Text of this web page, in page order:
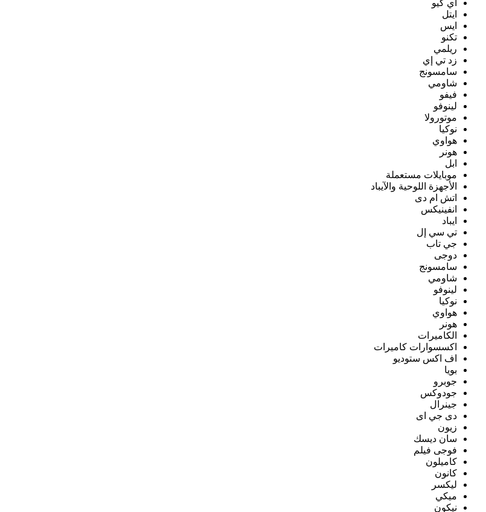
اي كيو
ايتل
ايس
تكنو
ريلمي
زد تي إي
سامسونج
شاومي
فيفو
لينوفو
موتورولا
نوكيا
هواوي
هونر
ابل
موبايلات مستعملة
الأجهزة اللوحية والآيباد
اتش ام دى
انفينيكس
ايباد
تي سي إل
جي تاب
دوجى
سامسونج
شاومي
لينوفو
نوكيا
هواوي
هونر
الكاميرات
اكسسوارات كاميرات
اف اكس ستوديو
بويا
جوبرو
جودوكس
جينرال
دى جي اى
زيون
سان ديسك
فوجى فيلم
كاميلون
كانون
ليكسر
ميكي
نيكون